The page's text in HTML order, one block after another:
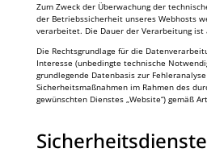
Zum Zweck der Überwachung der
der Betriebssicherheit unseres Webhosts
verarbeitet. Die Dauer der Verarbeitung ist
Die Rechtsgrundlage für die
Interesse (unbedingte technische
grundlegende Datenbasis zur
Sicherheitsmaßnahmen im Rahmen des
gewünschten Dienstes „Website“) gemäß
Sicherheitsdienste